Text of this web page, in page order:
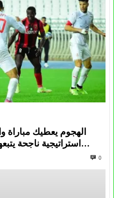
الهجوم يعطيك مباراة
استراتيجية ناجحة
0